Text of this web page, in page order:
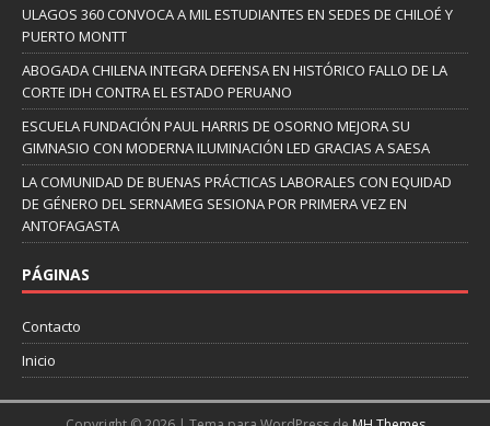
ULAGOS 360 CONVOCA A MIL ESTUDIANTES EN SEDES DE CHILOÉ Y
PUERTO MONTT
ABOGADA CHILENA INTEGRA DEFENSA EN HISTÓRICO FALLO DE LA
CORTE IDH CONTRA EL ESTADO PERUANO
ESCUELA FUNDACIÓN PAUL HARRIS DE OSORNO MEJORA SU
GIMNASIO CON MODERNA ILUMINACIÓN LED GRACIAS A SAESA
LA COMUNIDAD DE BUENAS PRÁCTICAS LABORALES CON EQUIDAD
DE GÉNERO DEL SERNAMEG SESIONA POR PRIMERA VEZ EN
ANTOFAGASTA
PÁGINAS
Contacto
Inicio